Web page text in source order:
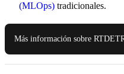
(MLOps) tradicionales.
Más información sobre